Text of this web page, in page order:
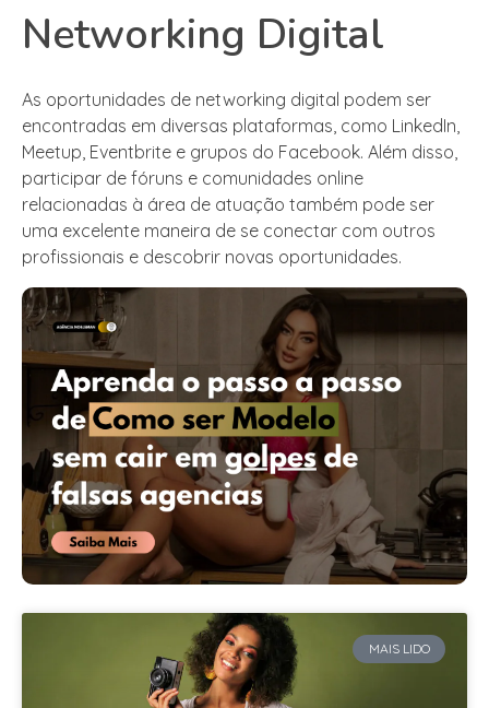
Networking Digital
As oportunidades de networking digital podem ser
encontradas em diversas plataformas, como LinkedIn,
Meetup, Eventbrite e grupos do Facebook. Além disso,
participar de fóruns e comunidades online
relacionadas à área de atuação também pode ser
uma excelente maneira de se conectar com outros
profissionais e descobrir novas oportunidades.
MAIS LIDO